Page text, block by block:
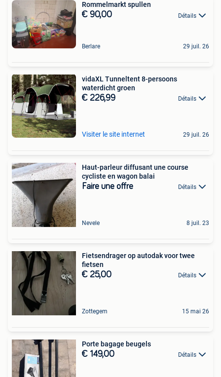
Rommelmarkt spullen
€ 90,00 Détails
Berlare 29 juil. 26
vidaXL Tunneltent 8-persoons
waterdicht groen
€ 226,99 Détails
Visiter le site internet 29 juil. 26
Haut-parleur diffusant une course
cycliste en wagon balai
Faire une offre Détails
Nevele 8 juil. 23
Fietsendrager op autodak voor twee
fietsen
€ 25,00 Détails
Zottegem 15 mai 26
Porte bagage beugels
€ 149,00 Détails